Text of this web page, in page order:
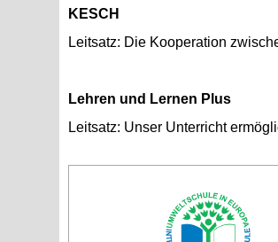
KESCH
Leit­satz: Die Ko­ope­ra­ti­on
Leh­ren und Ler­nen Plus
Leit­satz: Unser Un­ter­richt